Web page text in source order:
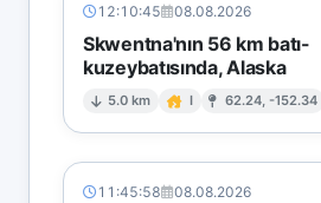
12:10:45 08.08.2026
Skwentna'nın 56 km batı-
kuzeybatısında, Alaska
5.0 km I 62.24, -152.34
11:45:58 08.08.2026